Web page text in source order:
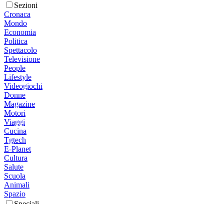
Sezioni
Cronaca
Mondo
Economia
Politica
Spettacolo
Televisione
People
Lifestyle
Videogiochi
Donne
Magazine
Motori
Viaggi
Cucina
Tgtech
E-Planet
Cultura
Salute
Scuola
Animali
Spazio